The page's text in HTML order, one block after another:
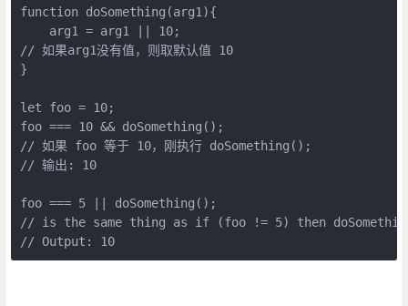
function doSomething(arg1){
    arg1 = arg1 || 10;
// 如果arg1没有值，则取默认值 10
}
let foo = 10;
foo === 10 && doSomething();
// 如果 foo 等于 10，刚执行 doSomething();
// 输出: 10
foo === 5 || doSomething();
// is the same thing as if (foo != 5) then
// Output: 10